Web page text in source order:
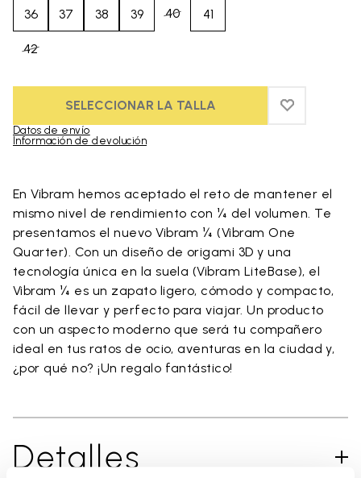
36 37 38 39 40 41
42
SELECCIONAR LA TALLA ADD TO
ADD TO
Datos de envío
Información de devolución
En Vibram hemos aceptado el reto de mantener el
mismo nivel de rendimiento con ¼ del volumen. Te
presentamos el nuevo Vibram ¼ (Vibram One
Quarter). Con un diseño de origami 3D y una
tecnología única en la suela (Vibram LiteBase), el
Vibram ¼ es un zapato ligero, cómodo y compacto,
fácil de llevar y perfecto para viajar. Un producto
con un aspecto moderno que será tu compañero
ideal en tus ratos de ocio, aventuras en la ciudad y,
¿por qué no? ¡Un regalo fantástico!
Detalles